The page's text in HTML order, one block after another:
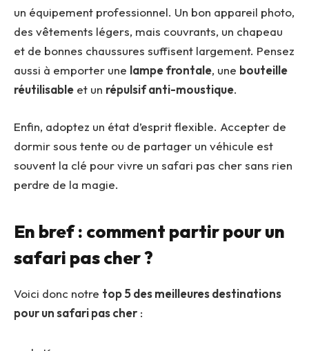
un équipement professionnel. Un bon appareil photo,
des vêtements légers, mais couvrants, un chapeau
et de bonnes chaussures suffisent largement. Pensez
aussi à emporter une lampe frontale, une bouteille
réutilisable et un répulsif anti-moustique.
Enfin, adoptez un état d’esprit flexible. Accepter de
dormir sous tente ou de partager un véhicule est
souvent la clé pour vivre un safari pas cher sans rien
perdre de la magie.
En bref : comment partir pour un
safari pas cher ?
Voici donc notre top 5 des meilleures destinations
pour un safari pas cher :